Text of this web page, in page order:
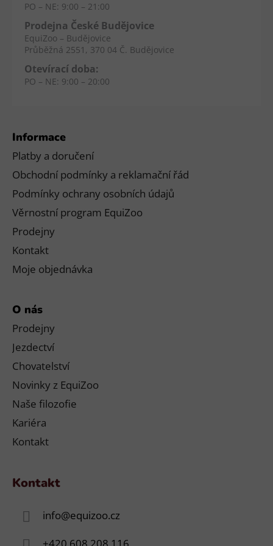
Informace
Platby a doručení
Obchodní podmínky a reklamační řád
Podmínky ochrany osobních údajů
Věrnostní program EquiZoo
Prodejny
Kontakt
Moje objednávka
O nás
Prodejny
Jezdectví
Chovatelství
Novinky z EquiZoo
Naše filozofie
Kariéra
Kontakt
Kontakt
info@equizoo.cz
+420 608 208 116
PO – NE: 9:00 – 21:00
Prodejna České Budějovice
EquiZoo – Budějovice
Průběžná 2551, 370 04 Č. Budějovice
Otevírací doba:
PO – NE: 9:00 – 20:00